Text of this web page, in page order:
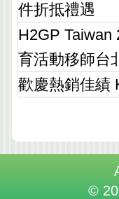
件折抵禮遇
H2GP Taiwan
育活動移師台
歡慶熱銷佳績
©